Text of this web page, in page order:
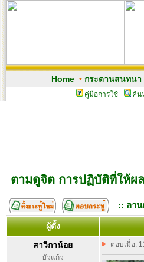
Home •กระดานสนทนา
คู่มือการใช้ ค้น
ตามดูจิต การปฏิบัติที่ให้ผ
:: ลาน
ผู้ตั้ง
สาวิกาน้อย
บัวแก้ว
ตอบเมื่อ: